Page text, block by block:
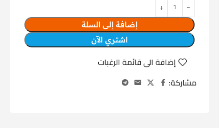
إضافة إلى السلة
اشتري الآن
إضافة الى قائمة الرغبات
مشاركة: